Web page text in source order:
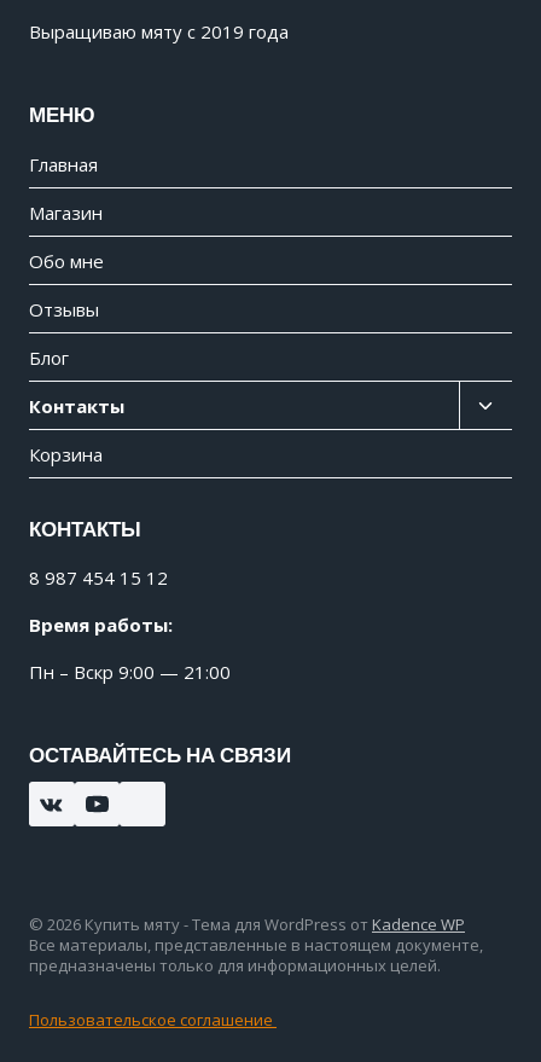
Выращиваю мяту с 2019 года
МЕНЮ
Главная
Магазин
Обо мне
Отзывы
Блог
Контакты
Корзина
КОНТАКТЫ
8 987 454 15 12
Время работы:
Пн – Вскр 9:00 — 21:00
ОСТАВАЙТЕСЬ НА СВЯЗИ
© 2026 Купить мяту - Тема для WordPress от Kadence WP
Все материалы, представленные в настоящем документе,
предназначены только для информационных целей.
Пользовательское соглашение